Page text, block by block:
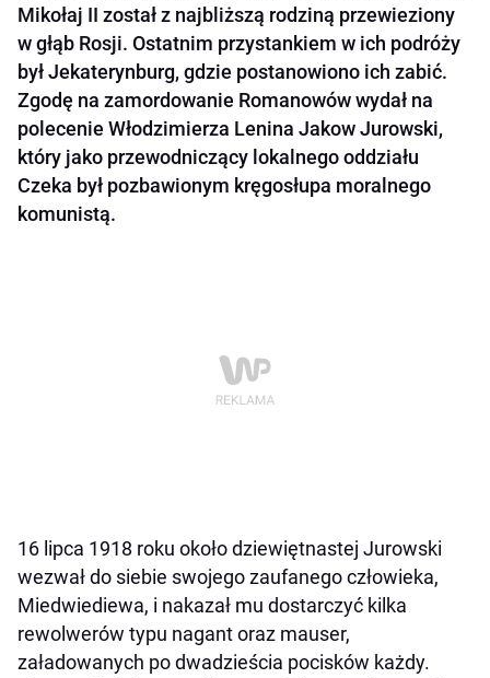
Mikołaj II został z najbliższą rodziną przewieziony
w głąb Rosji. Ostatnim przystankiem w ich podróży
był Jekaterynburg, gdzie postanowiono ich zabić.
Zgodę na zamordowanie Romanowów wydał na
polecenie Włodzimierza Lenina Jakow Jurowski,
który jako przewodniczący lokalnego oddziału
Czeka był pozbawionym kręgosłupa moralnego
komunistą.
16 lipca 1918 roku około dziewiętnastej Jurowski
wezwał do siebie swojego zaufanego człowieka,
Miedwiediewa, i nakazał mu dostarczyć kilka
rewolwerów typu nagant oraz mauser,
załadowanych po dwadzieścia pocisków każdy.